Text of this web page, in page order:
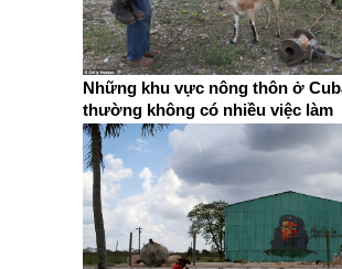
Những khu vực nông thôn ở
thường không có nhiều việc làm